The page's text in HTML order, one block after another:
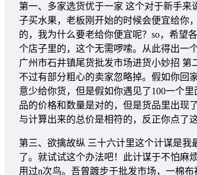
第一、多家选货优于一家 这个对于新手
子买水果，老板刚开始的时候会便宜给
的，我为什么要老给你便宜呢？so，希望
个店子里的，这个无需啰嗦。从此得出一
广州市石井镇尾货批发市场进货小妙招 第
不过有部分粗心的卖家忽略掉。假如你回
意少给你货，但是假如你遇见了100一个
品的价格和数量是对的，但是货品里出
与计算出来的总价是相符的，反正你点了
第三、欲擒故纵 三十六计里这个计谋是
了。就试试这个办法吧！此计谋于不怕
用过n次鸟。吾曾踱步于批发市场，一棉